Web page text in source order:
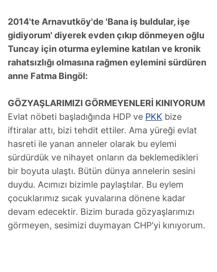
2014'te Arnavutköy'de 'Bana iş buldular, işe
gidiyorum' diyerek evden çıkıp dönmeyen oğlu
Tuncay için oturma eylemine katılan ve kronik
rahatsızlığı olmasına rağmen eylemini sürdüren
anne Fatma Bingöl:
GÖZYAŞLARIMIZI GÖRMEYENLERİ KINIYORUM
Evlat nöbeti başladığında HDP ve PKK bize
iftiralar attı, bizi tehdit ettiler. Ama yüreği evlat
hasreti ile yanan anneler olarak bu eylemi
sürdürdük ve nihayet onların da beklemedikleri
bir boyuta ulaştı. Bütün dünya annelerin sesini
duydu. Acımızı bizimle paylaştılar. Bu eylem
çocuklarımız sıcak yuvalarına dönene kadar
devam edecektir. Bizim burada gözyaşlarımızı
görmeyen, sesimizi duymayan CHP'yi kınıyorum.